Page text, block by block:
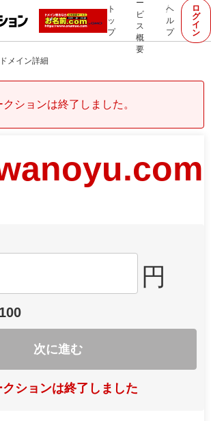
ト
ッ
プ
ー
ビ
ス
概
要
ヘ
ル
プ
ロ
グ
イ
ン
ドメイン詳細
クションは終了しました。
円
次に進む
クションは終了しました